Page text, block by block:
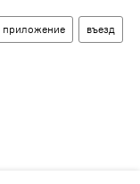
приложение въезд